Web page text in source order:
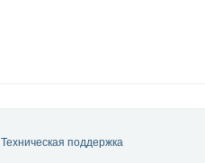
Техническая поддержка